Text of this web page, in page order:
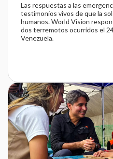
Las respuestas a las
testimonios vivos de que la
humanos. World Vision
dos terremotos ocurridos el
Venezuela.